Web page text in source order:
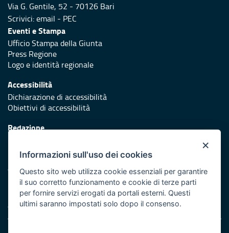
Via G. Gentile, 52 - 70126 Bari
Scrivici:email - PEC
Eventi e Stampa
Ufficio Stampa della Giunta
Press Regione
Logo e identità regionale
Accessibilità
Dichiarazione di accessibilità
Obiettivi di accessibilità
Redazione
Protezione civile
Vai al sito di Protezione Civile Puglia
Iniziativa finanziata con risorse del POR Puglia 2014/2020 -
Asse XI
×
Informazioni sull'uso dei cookies
Questo sito web utilizza cookie essenziali per garantire
il suo corretto funzionamento e cookie di terze parti
per fornire servizi erogati da portali esterni. Questi
ultimi saranno impostati solo dopo il consenso.